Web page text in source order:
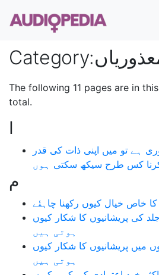
Category:
The following 11 pages are in
total.
ا
ہے تو میں اپنی ذات کی قدر
کس طرح سیکھ سکتی ہوں
م
خاص خیال کیوں رکھنا چاہئے
کی پریشانیوں کا شکار کیوں
ہوتی ہیں
میں پریشانیوں کا شکار کیوں
ہوتی ہیں